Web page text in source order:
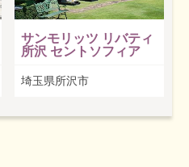
サンモリッツ リバティ
所沢 セントソフィア
埼玉県所沢市